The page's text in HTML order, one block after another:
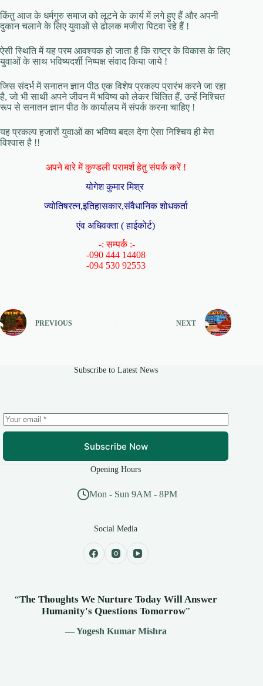
किंतु आज के धर्मगुरु समाज को लूटने के कार्य में लगे हुए हैं और अपनी
दुकान चलाने के लिए युवाओं से ढोलक मजीरा पिटवा रहे हैं !
ऐसी स्थिति में यह परम आवश्यक हो जाता है कि राष्ट्र के विकास के लिए
युवाओं के साथ भविष्यदर्शी निष्पक्ष संवाद किया जाये !
जिस संदर्भ में सनातन ज्ञान पीठ एक विशेष प्रकल्प प्रारंभ करने जा रहा
है, जो भी साथी अपने जीवन में भविष्य को लेकर चिंतित हैं, उन्हें निश्चित
रूप से सनातन ज्ञान पीठ के कार्यालय में संपर्क करना चाहिए !
यह प्रकल्प हजारों युवाओं का भविष्य बदल देगा ऐसा निश्चिय ही मेरा
विश्वास है !!
अपने बारे में कुण्डली परामर्श हेतु संपर्क करें !
योगेश कुमार मिश्र
ज्योतिषरत्न,इतिहासकार,संवैधानिक शोधकर्ता
एंव अधिवक्ता ( हाईकोर्ट)
-: सम्पर्क :-
-090 444 14408
-094 530 92553
PREVIOUS NEXT
Subscribe to Latest News
Subscribe Now
Opening Hours
Mon - Sun 9AM - 8PM
Social Media
“The Thoughts We Nurture Today Will Answer
Humanity's Questions Tomorrow”
— Yogesh Kumar Mishra